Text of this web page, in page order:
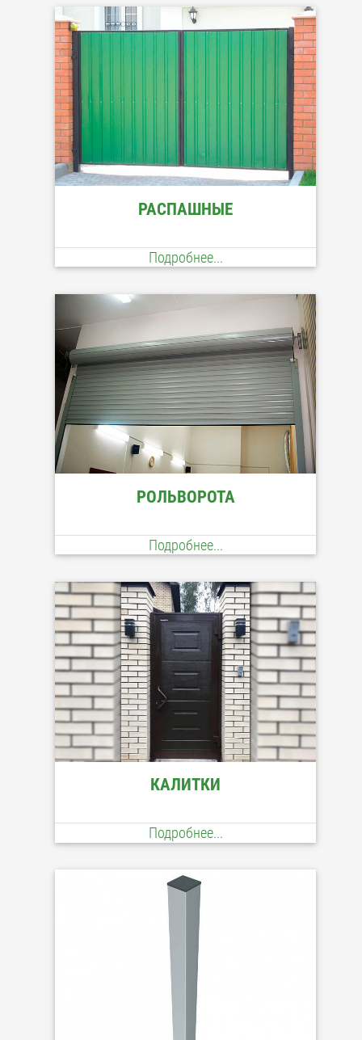
РАСПАШНЫЕ
Подробнее...
РОЛЬВОРОТА
Подробнее...
КАЛИТКИ
Подробнее...